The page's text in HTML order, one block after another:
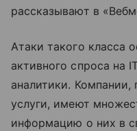
рассказывают в
Атаки такого класса
активного спроса на
аналитики.
услуги, имеют
информацию о них в